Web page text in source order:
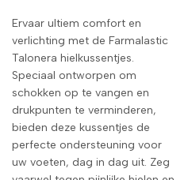
Ervaar ultiem comfort en
verlichting met de Farmalastic
Talonera hielkussentjes.
Speciaal ontworpen om
schokken op te vangen en
drukpunten te verminderen,
bieden deze kussentjes de
perfecte ondersteuning voor
uw voeten, dag in dag uit. Zeg